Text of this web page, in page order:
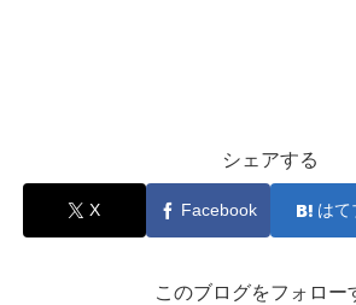
シェアする
X Facebook はて
このブログをフォロー